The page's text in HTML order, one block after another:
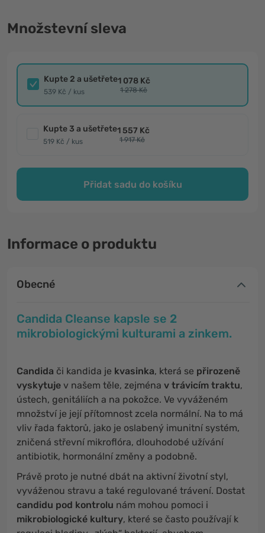
Množstevní sleva
Kupte 2 a ušetřete
539 Kč / kus
1 078 Kč
1 278 Kč
Kupte 3 a ušetřete
519 Kč / kus
1 557 Kč
1 917 Kč
Přidat sadu do košíku
Informace o produktu
Obecné
Candida Cleanse kapsle se 2
mikrobiologickými kulturami a zinkem.
Candida či kandida je kvasinka, která se přirozeně
vyskytuje v našem těle, zejména v trávicím traktu,
ústech, genitáliích a na pokožce. Ve vyváženém
množství je její přítomnost zcela normální. Na to má
vliv řada faktorů, jako je oslabený imunitní systém,
zničená střevní mikroflóra, dlouhodobé užívání
antibiotik, hormonální změny a podobně.
Právě proto je nutné dbát na aktivní životní styl,
vyváženou stravu a také regulované trávení. Dostat
candidu pod kontrolu nám mohou pomoci i
mikrobiologické kultury, které se často používají k